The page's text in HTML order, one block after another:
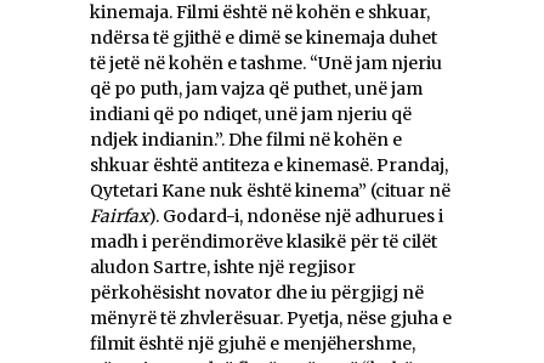
kinemaja. Filmi është në kohën e shkuar,
ndërsa të gjithë e dimë se kinemaja duhet
të jetë në kohën e tashme. “Unë jam njeriu
që po puth, jam vajza që puthet, unë jam
indiani që po ndiqet, unë jam njeriu që
ndjek indianin.”. Dhe filmi në kohën e
shkuar është antiteza e kinemasë. Prandaj,
Qytetari Kane nuk është kinema” (cituar në
Fairfax). Godard-i, ndonëse një adhurues i
madh i perëndimorëve klasikë për të cilët
aludon Sartre, ishte një regjisor
përkohësisht novator dhe iu përgjigj në
mënyrë të zhvlerësuar. Pyetja, nëse gjuha e
filmit është një gjuhë e menjëhershme,